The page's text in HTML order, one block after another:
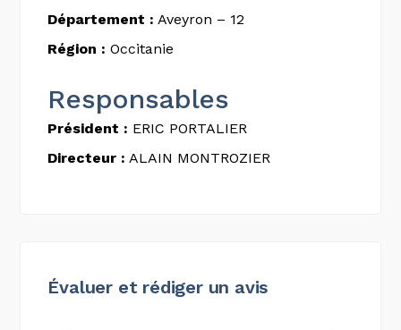
Département : Aveyron – 12
Région : Occitanie
Responsables
Président : ERIC PORTALIER
Directeur : ALAIN MONTROZIER
Évaluer et rédiger un avis